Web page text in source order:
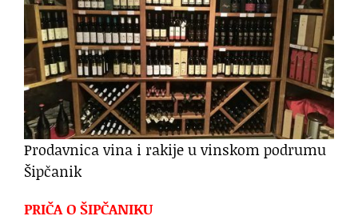
Prodavnica vina i rakije u vinskom podrumu
Šipčanik
PRIČA O ŠIPČANIKU